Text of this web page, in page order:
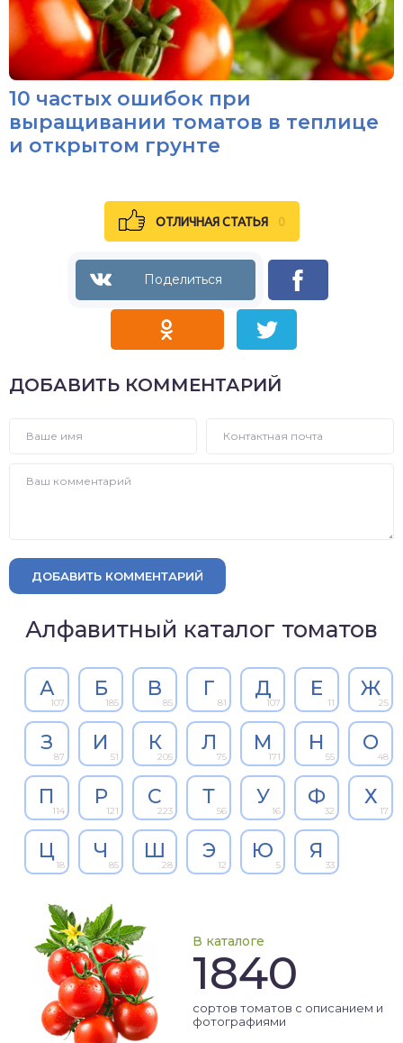
10 частых ошибок при
выращивании томатов в теплице
и открытом грунте
ОТЛИЧНАЯ СТАТЬЯ 0
ДОБАВИТЬ КОММЕНТАРИЙ
ДОБАВИТЬ КОММЕНТАРИЙ
Алфавитный каталог томатов
А
107
Б
185
В
85
Г
81
Д
107
Е
11
Ж
25
З
87
И
51
К
205
Л
75
М
171
Н
55
О
48
П
114
Р
121
С
223
Т
56
У
16
Ф
32
Х
17
Ц
18
Ч
85
Ш
28
Э
12
Ю
5
Я
33
В каталоге
1840
сортов томатов с описанием и
фотографиями